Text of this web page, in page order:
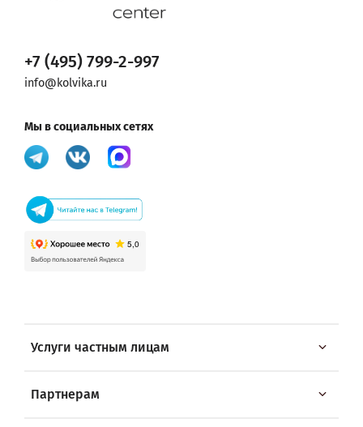
Услуги частным лицам
Партнерам
+7 (495) 799-2-997
info@kolvika.ru
Мы в социальных сетях